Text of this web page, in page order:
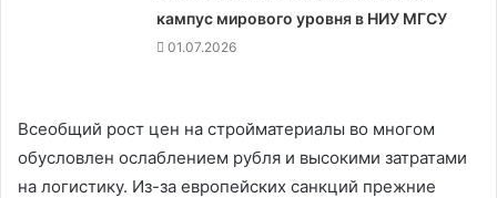
кампус мирового уровня в НИУ МГСУ
01.07.2026
Всеобщий рост цен на стройматериалы во многом
обусловлен ослаблением рубля и высокими затратами
на логистику. Из-за европейских санкций прежние